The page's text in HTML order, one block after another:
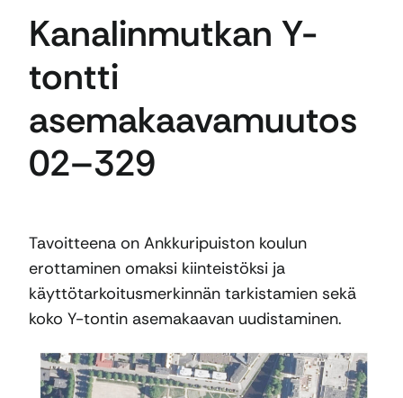
Kanalinmutkan Y-
tontti
asemakaavamuutos
02–329
Tavoitteena on Ankkuripuiston koulun
erottaminen omaksi kiinteistöksi ja
käyttötarkoitusmerkinnän tarkistamien sekä
koko Y-tontin asemakaavan uudistaminen.